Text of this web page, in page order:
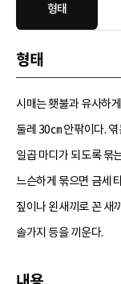
형태
형태
시매는 횃불과 유사하
둘레 30㎝ 안팎이다.
일곱 마디가 되도록 묶
느슨하게 묶으면 금세
짚이나 왼새끼로 꼰 새
솔가지 등을 끼운다.